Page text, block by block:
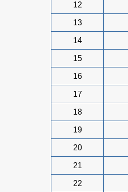
12
13
14
15
16
17
18
19
20
21
22